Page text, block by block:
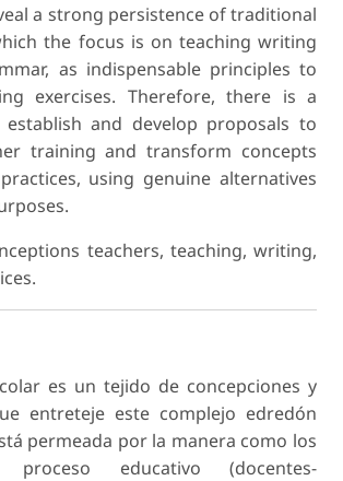
a strong persistence of traditional
the focus is on teaching writing
as indispensable principles to
exercises. Therefore, there is a
and develop proposals to
training and transform concepts
using genuine alternatives
teachers, teaching, writing,
es un tejido de concepciones y
entreteje este complejo edredón
permeada por la manera como los
educativo (docentes-